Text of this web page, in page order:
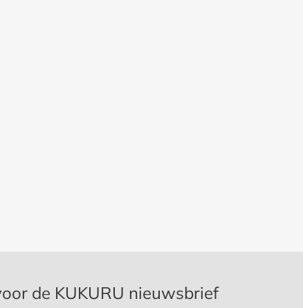
de KUKURU nieuwsbrief